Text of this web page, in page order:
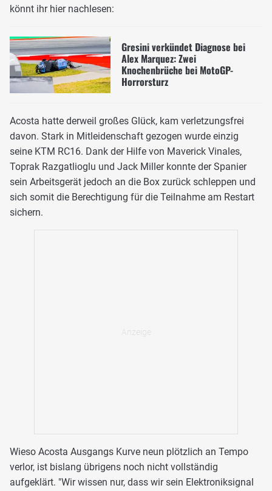
könnt ihr hier nachlesen:
Gresini verkündet Diagnose bei
Alex Marquez: Zwei
Knochenbrüche bei MotoGP-
Horrorsturz
Acosta hatte derweil großes Glück, kam verletzungsfrei
davon. Stark in Mitleidenschaft gezogen wurde einzig
seine KTM RC16. Dank der Hilfe von Maverick Vinales,
Toprak Razgatlioglu und Jack Miller konnte der Spanier
sein Arbeitsgerät jedoch an die Box zurück schleppen und
sich somit die Berechtigung für die Teilnahme am Restart
sichern.
Wieso Acosta Ausgangs Kurve neun plötzlich an Tempo
verlor, ist bislang übrigens noch nicht vollständig
aufgeklärt. "Wir wissen nur, dass wir sein Elektroniksignal